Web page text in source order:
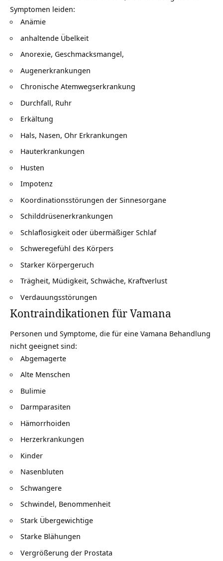
Symptomen leiden:
Anämie
anhaltende Übelkeit
Anorexie, Geschmacksmangel,
Augenerkrankungen
Chronische Atemwegserkrankung
Durchfall, Ruhr
Erkältung
Hals, Nasen, Ohr Erkrankungen
Hauterkrankungen
Husten
Impotenz
Koordinationsstörungen der Sinnesorgane
Schilddrüsenerkrankungen
Schlaflosigkeit oder übermäßiger Schlaf
Schweregefühl des Körpers
Starker Körpergeruch
Trägheit, Müdigkeit, Schwäche, Kraftverlust
Verdauungsstörungen
Kontraindikationen für Vamana
Personen und Symptome, die für eine Vamana Behandlung
nicht geeignet sind:
Abgemagerte
Alte Menschen
Bulimie
Darmparasiten
Hämorrhoiden
Herzerkrankungen
Kinder
Nasenbluten
Schwangere
Schwindel, Benommenheit
Stark Übergewichtige
Starke Blähungen
Vergrößerung der Prostata